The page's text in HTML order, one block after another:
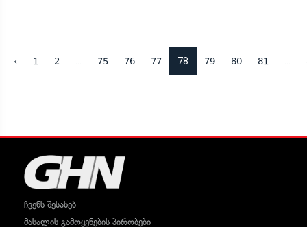
‹ 1 2 75 76 77 78 79 80 81
ჩვენს შესახებ
მასალის გამოყენების პირობები